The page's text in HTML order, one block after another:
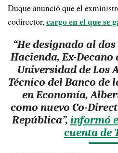
Duque anunció que el
codirector,cargo en el que se
“He designado al
Hacienda, Ex-
Universidad de Los
Técnico del Banco de
en Economía,
como nuevo Co-
República”, informó
cuenta de